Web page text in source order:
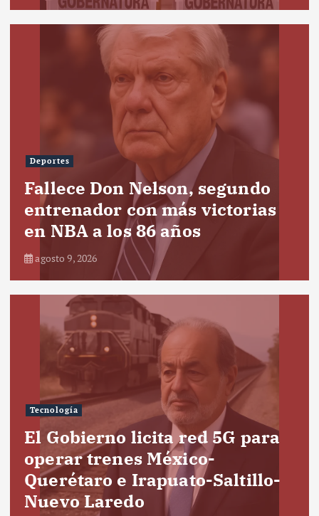
Deportes
Fallece Don Nelson, segundo
entrenador con más victorias
en NBA a los 86 años
agosto 9, 2026
Tecnología
El Gobierno licita red 5G para
operar trenes México-
Querétaro e Irapuato-Saltillo-
Nuevo Laredo